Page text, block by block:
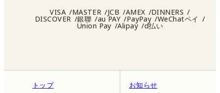
トップ お知らせ
VISA MASTER JCB AMEX DINNERS
DISCOVER 銀聯 au PAY PayPay WeChatペイ
Union Pay Alipay d払い